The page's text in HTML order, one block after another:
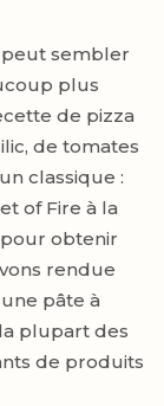
sembler
plus
de pizza
de tomates
classique :
of Fire à la
obtenir
rendue
pâte à
plupart des
de produits